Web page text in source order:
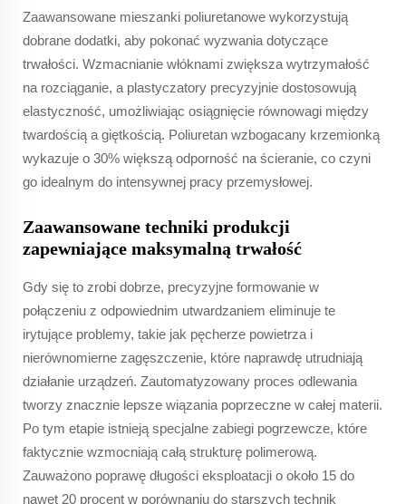
Zaawansowane mieszanki poliuretanowe wykorzystują
dobrane dodatki, aby pokonać wyzwania dotyczące
trwałości. Wzmacnianie włóknami zwiększa wytrzymałość
na rozciąganie, a plastyczatory precyzyjnie dostosowują
elastyczność, umożliwiając osiągnięcie równowagi między
twardością a giętkością. Poliuretan wzbogacany krzemionką
wykazuje o 30% większą odporność na ścieranie, co czyni
go idealnym do intensywnej pracy przemysłowej.
Zaawansowane techniki produkcji
zapewniające maksymalną trwałość
Gdy się to zrobi dobrze, precyzyjne formowanie w
połączeniu z odpowiednim utwardzaniem eliminuje te
irytujące problemy, takie jak pęcherze powietrza i
nierównomierne zagęszczenie, które naprawdę utrudniają
działanie urządzeń. Zautomatyzowany proces odlewania
tworzy znacznie lepsze wiązania poprzeczne w całej materii.
Po tym etapie istnieją specjalne zabiegi pogrzewcze, które
faktycznie wzmocniają całą strukturę polimerową.
Zauważono poprawę długości eksploatacji o około 15 do
nawet 20 procent w porównaniu do starszych technik